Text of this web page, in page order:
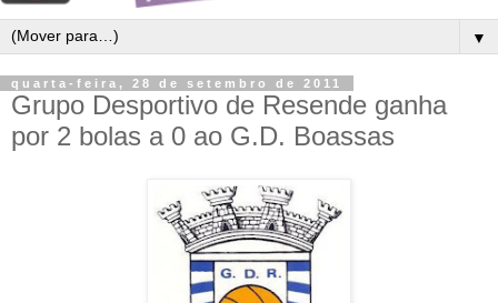
▼
quarta-feira, 28 de setembro de 2011
Grupo Desportivo de Resende ganha
por 2 bolas a 0 ao G.D. Boassas